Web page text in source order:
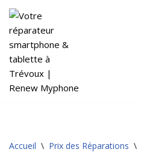
Aller
au
contenu
Accueil \ Prix des Réparations \